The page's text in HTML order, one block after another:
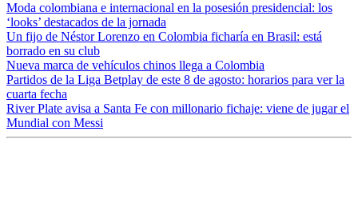
Moda colombiana e internacional en la posesión presidencial: los
‘looks’ destacados de la jornada
Un fijo de Néstor Lorenzo en Colombia ficharía en Brasil: está
borrado en su club
Nueva marca de vehículos chinos llega a Colombia
Partidos de la Liga Betplay de este 8 de agosto: horarios para ver la
cuarta fecha
River Plate avisa a Santa Fe con millonario fichaje: viene de jugar el
Mundial con Messi